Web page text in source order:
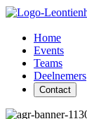
Home
Events
Teams
Deelnemers
Contact